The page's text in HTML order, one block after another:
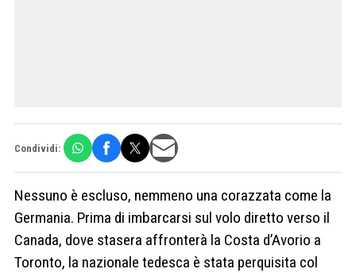
Condividi:
Nessuno è escluso, nemmeno una corazzata come la
Germania. Prima di imbarcarsi sul volo diretto verso il
Canada, dove stasera affronterà la Costa d’Avorio a
Toronto, la nazionale tedesca è stata perquisita col